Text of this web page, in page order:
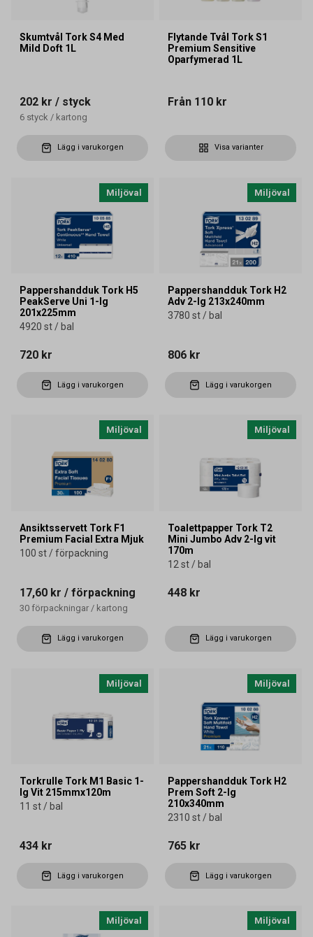
Skumtvål Tork S4 Med
Mild Doft 1L
202 kr / styck
6 styck / kartong
Lägg i varukorgen
Flytande Tvål Tork S1
Premium Sensitive
Oparfymerad 1L
Från 110 kr
Visa varianter
Miljöval
Pappershandduk Tork H5
PeakServe Uni 1-lg
201x225mm
4920 st / bal
720 kr
Lägg i varukorgen
Miljöval
Pappershandduk Tork H2
Adv 2-lg 213x240mm
3780 st / bal
806 kr
Lägg i varukorgen
Miljöval
Ansiktsservett Tork F1
Premium Facial Extra Mjuk
100 st / förpackning
17,60 kr / förpackning
30 förpackningar / kartong
Lägg i varukorgen
Miljöval
Toalettpapper Tork T2
Mini Jumbo Adv 2-lg vit
170m
12 st / bal
448 kr
Lägg i varukorgen
Miljöval
Torkrulle Tork M1 Basic 1-
lg Vit 215mmx120m
11 st / bal
434 kr
Lägg i varukorgen
Miljöval
Pappershandduk Tork H2
Prem Soft 2-lg
210x340mm
2310 st / bal
765 kr
Lägg i varukorgen
Miljöval Miljöval